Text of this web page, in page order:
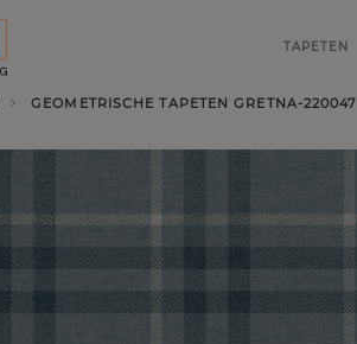
TAPETEN
GEOMETRISCHE TAPETEN GRETNA-220047